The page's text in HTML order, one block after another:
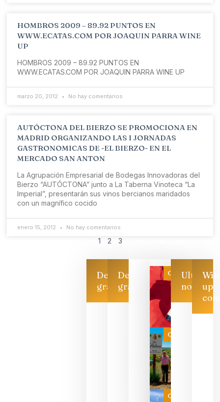
HOMBROS 2009 – 89.92 PUNTOS EN
WWW.ECATAS.COM POR JOAQUIN PARRA WINE
UP
HOMBROS 2009 – 89.92 PUNTOS EN
WWW.ECATAS.COM POR JOAQUIN PARRA WINE UP
marzo 20, 2012 No hay comentarios
AUTÓCTONA DEL BIERZO SE PROMOCIONA EN
MADRID ORGANIZANDO LAS I JORNADAS
GASTRONOMICAS DE -EL BIERZO- EN EL
MERCADO SAN ANTON
La Agrupación Empresarial de Bodegas Innovadoras del
Bierzo “AUTÓCTONA” junto a La Taberna Vinoteca “La
Imperial”, presentarán sus vinos bercianos maridados
con un magnífico cocido
enero 15, 2012 No hay comentarios
1 2 3
Descarga
gratis
Descarga
gratis
Categoría
Categoría
Categoría
Ultimas
noticias
Las 7
up